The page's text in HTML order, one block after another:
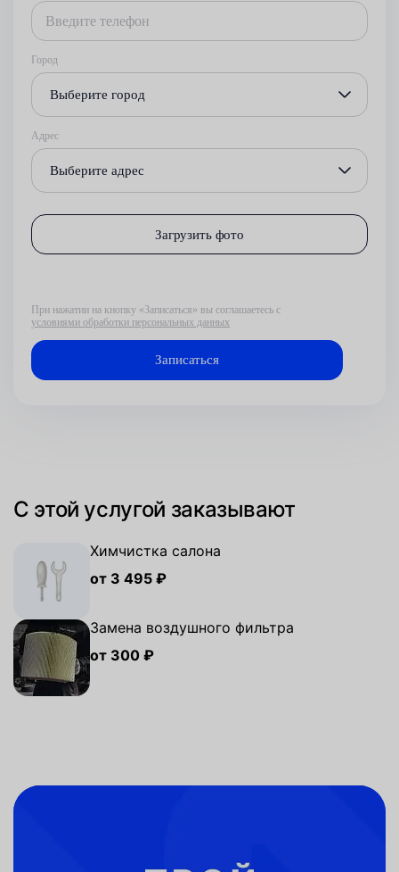
Город
Выберите город
Адрес
Выберите адрес
Загрузить фото
При нажатии на кнопку «Записаться» вы соглашаетесь с
условиями обработки персональных данных
С этой услугой заказывают
Химчистка салона
от 3 495 ₽
Замена воздушного фильтра
от 300 ₽